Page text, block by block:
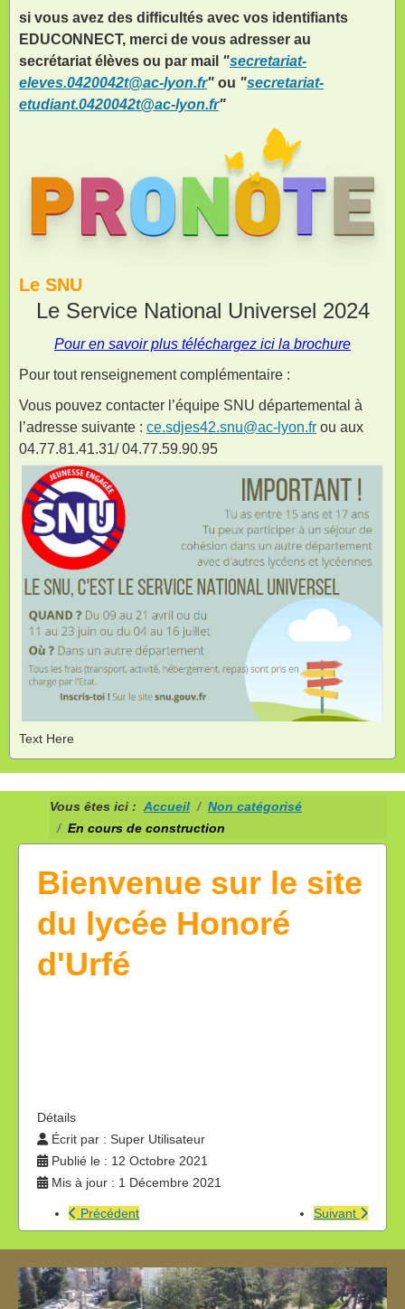
si vous avez des difficultés avec vos identifiants
EDUCONNECT, merci de vous adresser au
secrétariat élèves ou par mail "secretariat-
eleves.0420042t@ac-lyon.fr" ou "secretariat-
etudiant.0420042t@ac-lyon.fr"
Le SNU
Le Service National Universel 2024
Pour en savoir plus téléchargez ici la brochure
Pour tout renseignement complémentaire :
Vous pouvez contacter l’équipe SNU départemental à
l’adresse suivante : ce.sdjes42.snu@ac-lyon.fr ou aux
04.77.81.41.31/ 04.77.59.90.95
Text Here
Vous êtes ici : Accueil
Non catégorisé
En cours de construction
Bienvenue sur le site
du lycée Honoré
d'Urfé
Détails
Écrit par : Super Utilisateur
Publié le : 12 Octobre 2021
Mis à jour : 1 Décembre 2021
Précédent Suivant